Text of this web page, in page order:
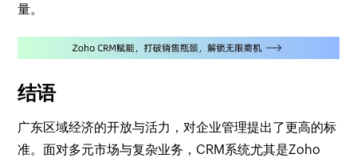
量。
结语
广东区域经济的开放与活力，对企业管理提出了更高的标
准。面对多元市场与复杂业务，CRM系统尤其是Zoho